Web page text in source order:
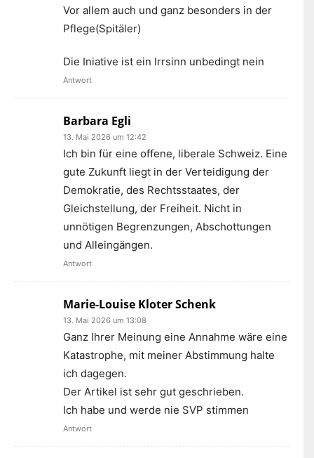
Vor allem auch und ganz besonders in der
Pflege(Spitäler)
Die Iniative ist ein Irrsinn unbedingt nein
Antwort
Barbara Egli
13. Mai 2026 um 12:42
Ich bin für eine offene, liberale Schweiz. Eine
gute Zukunft liegt in der Verteidigung der
Demokratie, des Rechtsstaates, der
Gleichstellung, der Freiheit. Nicht in
unnötigen Begrenzungen, Abschottungen
und Alleingängen.
Antwort
Marie-Louise Kloter Schenk
13. Mai 2026 um 13:08
Ganz Ihrer Meinung eine Annahme wäre eine
Katastrophe, mit meiner Abstimmung halte
ich dagegen.
Der Artikel ist sehr gut geschrieben.
Ich habe und werde nie SVP stimmen
Antwort